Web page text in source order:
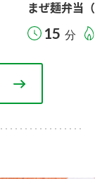
まぜ麺弁当
15 分